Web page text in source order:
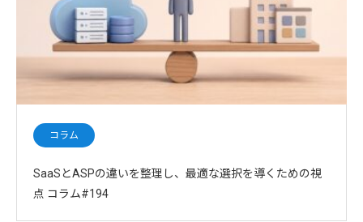
コラム
SaaSとASPの違いを整理し、最適な選択を導くための視
点 コラム#194